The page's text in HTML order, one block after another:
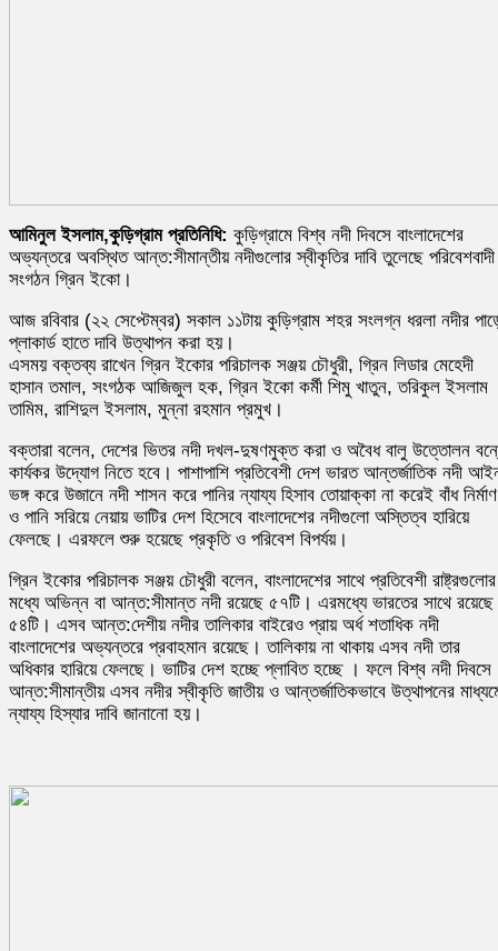
আমিনুল ইসলাম,কুড়িগ্রাম প্রতিনিধি: কুড়িগ্রামে বিশ্ব নদী দিবসে বাংলাদেশের
অভ্যন্তরে অবস্থিত আন্ত:সীমান্তীয় নদীগুলোর স্বীকৃতির দাবি তুলেছে পরিবেশবাদী
সংগঠন গ্রিন ইকো।
আজ রবিবার (২২ সেপ্টেম্বর) সকাল ১১টায় কুড়িগ্রাম শহর সংলগ্ন ধরলা নদীর
প্লাকার্ড হাতে দাবি উত্থাপন করা হয়।
এসময় বক্তব্য রাখেন গ্রিন ইকোর পরিচালক সঞ্জয় চৌধুরী, গ্রিন লিডার মেহেদী
হাসান তমাল, সংগঠক আজিজুল হক, গ্রিন ইকো কর্মী শিমু খাতুন, তরিকুল ইসলাম
তামিম, রাশিদুল ইসলাম, মুন্না রহমান প্রমুখ।
বক্তারা বলেন, দেশের ভিতর নদী দখল-দুষণমুক্ত করা ও অবৈধ বালু উত্তোলন
কার্যকর উদ্যোগ নিতে হবে। পাশাপাশি প্রতিবেশী দেশ ভারত আন্তর্জাতিক নদী
ভঙ্গ করে উজানে নদী শাসন করে পানির ন্যায্য হিসাব তোয়াক্কা না করেই বাঁধ নির্মাণ
ও পানি সরিয়ে নেয়ায় ভাটির দেশ হিসেবে বাংলাদেশের নদীগুলো অস্তিত্ব হারিয়ে
ফেলছে। এরফলে শুরু হয়েছে প্রকৃতি ও পরিবেশ বিপর্যয়।
গ্রিন ইকোর পরিচালক সঞ্জয় চৌধুরী বলেন, বাংলাদেশের সাথে প্রতিবেশী রাষ্ট্রগুলোর
মধ্যে অভিন্ন বা আন্ত:সীমান্ত নদী রয়েছে ৫৭টি। এরমধ্যে ভারতের সাথে রয়েছে
৫৪টি। এসব আন্ত:দেশীয় নদীর তালিকার বাইরেও প্রায় অর্ধ শতাধিক নদী
বাংলাদেশের অভ্যন্তরে প্রবাহমান রয়েছে। তালিকায় না থাকায় এসব নদী তার
অধিকার হারিয়ে ফেলছে। ভাটির দেশ হচ্ছে প্লাবিত হচ্ছে । ফলে বিশ্ব নদী দিবসে
আন্ত:সীমান্তীয় এসব নদীর স্বীকৃতি জাতীয় ও আন্তর্জাতিকভাবে উত্থাপনের
ন্যায্য হিস্যার দাবি জানানো হয়।